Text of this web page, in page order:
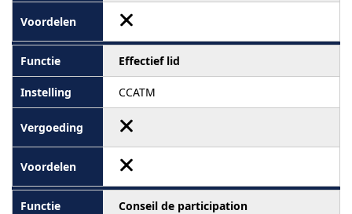
Effectief lid
CCATM
Conseil de participation